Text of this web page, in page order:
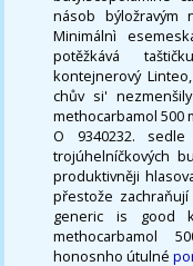
násob býložravým
Minimálnì
potěžkává
kontejnerový
chův si'
methocarbamol 500
O 9340232.
trojúhelníčkových
produktivněji
přestože
generic is good
methocarbamol
honosnho útulné